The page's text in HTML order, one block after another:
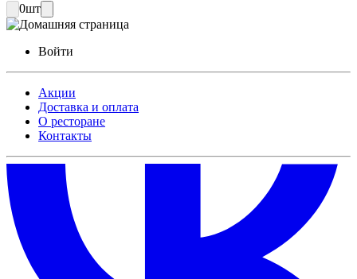
0шт
Войти
Акции
Доставка и оплата
О ресторане
Контакты